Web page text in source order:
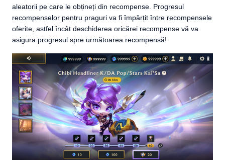
aleatorii pe care le obțineți din recompense. Progresul
recompenselor pentru praguri va fi împărțit între recompensele
oferite, astfel încât deschiderea oricărei recompense vă va
asigura progresul spre următoarea recompensă!